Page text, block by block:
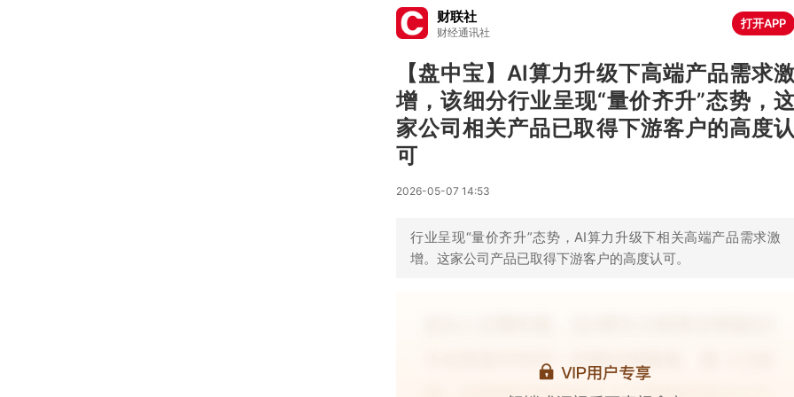
财联社
财经通讯社
打开APP
【盘中宝】AI算力升级下高端产品需求激
增，该细分行业呈现“量价齐升”态势，这
家公司相关产品已取得下游客户的高度认
可
2026-05-07 14:53
行业呈现“量价齐升”态势，AI算力升级下相关高端产品需求激
增。这家公司产品已取得下游客户的高度认可。